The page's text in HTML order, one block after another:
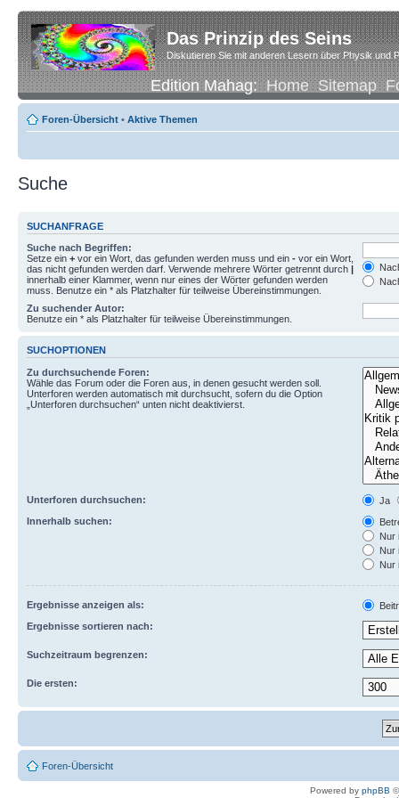
Das Prinzip des Seins
Diskutieren Sie mit anderen Lesern über Physik und
Edition Mahag:Home Sitemap
Foren-Übersicht • Aktive Themen
Suche
SUCHANFRAGE
Suche nach Begriffen:
Setze ein + vor ein Wort, das gefunden werden muss und ein - vor ein Wort,
das nicht gefunden werden darf. Verwende mehrere Wörter getrennt durch |
innerhalb einer Klammer, wenn nur eines der Wörter gefunden werden
muss. Benutze ein * als Platzhalter für teilweise Übereinstimmungen.
Zu suchender Autor:
Benutze ein * als Platzhalter für teilweise Übereinstimmungen.
SUCHOPTIONEN
Zu durchsuchende Foren:
Wähle das Forum oder die Foren aus, in denen gesucht werden soll.
Unterforen werden automatisch mit durchsucht, sofern du die Option
„Unterforen durchsuchen“ unten nicht deaktivierst.
Unterforen durchsuchen:
Ja
Innerhalb suchen:
Nur
Nur
Nur
Ergebnisse anzeigen als:
Ergebnisse sortieren nach:
Suchzeitraum begrenzen:
Die ersten:
Foren-Übersicht
Powered by phpBB